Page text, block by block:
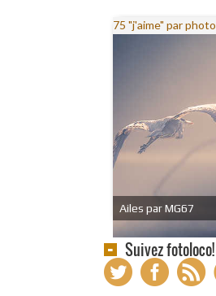
75 "j'aime" par photo
Ailes par MG67
Suivez fotoloco!